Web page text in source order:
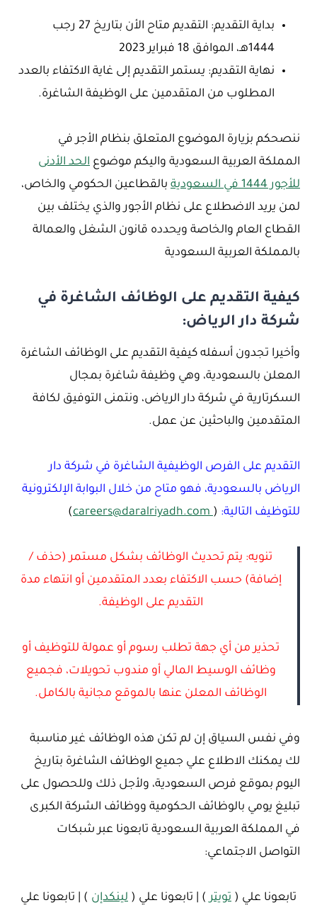
بداية التقديم: التقديم متاح الأن بتاريخ 27 رجب
1444هـ، الموافق 18 فبراير 2023
نهاية التقديم: يستمر التقديم إلى غاية الاكتفاء بالعدد
المطلوب من المتقدمين على الوظيفة الشاغرة.
ننصحكم بزيارة الموضوع المتعلق بنظام الأجر في
المملكة العربية السعودية واليكم موضوع الحد الأدنى
للأجور 1444 في السعودية
بالقطاعين الحكومي والخاص،
لمن يريد الاضطلاع على نظام الأجور والذي يختلف بين
القطاع العام والخاصة ويحدده قانون الشغل والعمالة
بالمملكة العربية السعودية
كيفية التقديم على الوظائف الشاغرة في
شركة دار الرياض:
وأخيرا تجدون أسفله كيفية التقديم على الوظائف الشاغرة
المعلن بالسعودية، وهي وظيفة شاغرة بمجال
السكرتارية في شركة دار الرياض، ونتمنى التوفيق لكافة
المتقدمين والباحثين عن عمل.
التقديم على الفرص الوظيفية الشاغرة في شركة دار
الرياض بالسعودية، فهو متاح من خلال البوابة الإلكترونية
للتوظيف التالية: (
careers@daralriyadh.com
)
تنويه: يتم تحديث الوظائف بشكل مستمر (حذف /
إضافة) حسب الاكتفاء بعدد المتقدمين أو انتهاء مدة
التقديم على الوظيفة.
تحذير من أي جهة تطلب رسوم أو عمولة للتوظيف أو
وظائف الوسيط المالي أو مندوب تحويلات، فجميع
الوظائف المعلن عنها بالموقع مجانية بالكامل.
وفي نفس السياق إن لم تكن هذه الوظائف غير مناسبة
لك يمكنك الاطلاع علي جميع الوظائف الشاغرة بتاريخ
اليوم بموقع فرص السعودية، ولأجل ذلك وللحصول على
تبليغ يومي بالوظائف الحكومية ووظائف الشركة الكبرى
في المملكة العربية السعودية تابعونا عبر شبكات
التواصل الاجتماعي:
تابعونا علي ( تويتر ) | تابعونا علي ( لينكدإن ) | تابعونا علي